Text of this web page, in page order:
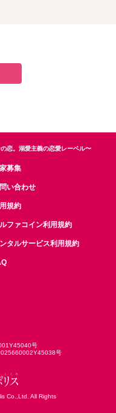
恋。溺愛主義の恋愛レーベル〜
募集
い合わせ
規約
ファコイン利用規約
タルサービス利用規約
号
号
Co.,Ltd. All Rights